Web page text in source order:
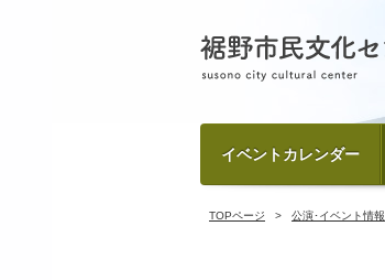
イベントカレンダー
TOPページ 公演･イベント情報